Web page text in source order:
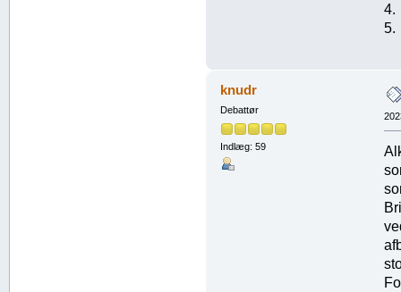
4.
5.
knudr
Debattør
Indlæg: 59